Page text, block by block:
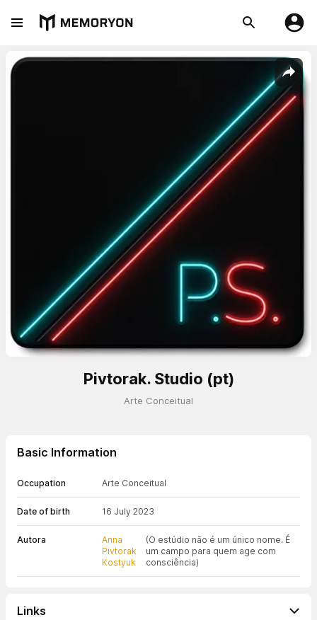
Pivtorak. Studio (pt)
Arte Conceitual
Basic Information
Occupation Arte Conceitual
Date of birth 16 July 2023
Autora
Anna
Pivtorak
Kostyuk
(O estúdio não é um único nome. É
um campo para quem age com
consciência)
Links